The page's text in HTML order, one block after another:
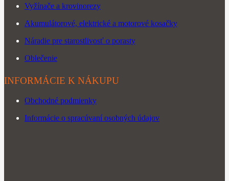
Vyžínače a krovinorezy
Akumulátorové, elektrické a motorové kosačky
Náradie pre starostlivosť o porasty
Oblečenie
INFORMÁCIE K NÁKUPU
Obchodné podmienky
Informácie o spracúvaní osobných údajov